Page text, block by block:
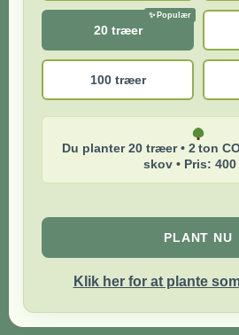
20 træer
100 træer
Du planter 20 træer • 2 ton
skov • Pris: 400
PLANT NU
Klik her for at plante